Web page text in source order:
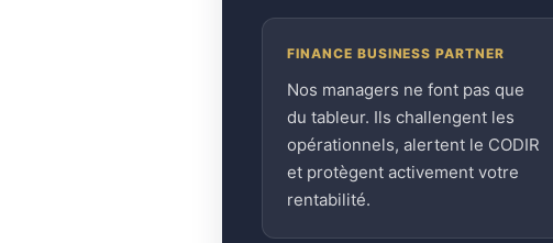
FINANCE BUSINESS PARTNER
Nos managers ne font pas que
du tableur. Ils challengent les
opérationnels, alertent le CODIR
et protègent activement votre
rentabilité.